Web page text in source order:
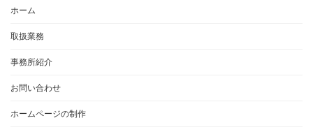
ホーム
取扱業務
事務所紹介
お問い合わせ
ホームページの制作